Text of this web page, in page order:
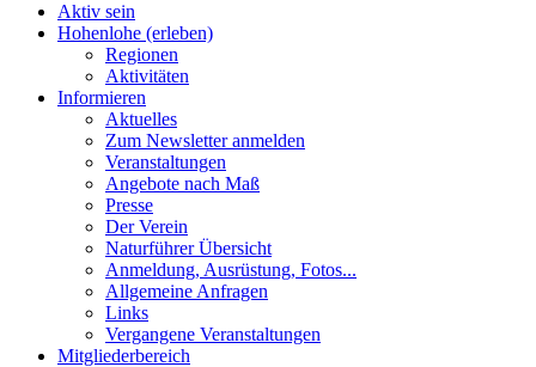
Aktiv sein
Hohenlohe (erleben)
Regionen
Aktivitäten
Informieren
Aktuelles
Zum Newsletter anmelden
Veranstaltungen
Angebote nach Maß
Presse
Der Verein
Naturführer Übersicht
Anmeldung, Ausrüstung, Fotos...
Allgemeine Anfragen
Links
Vergangene Veranstaltungen
Mitgliederbereich